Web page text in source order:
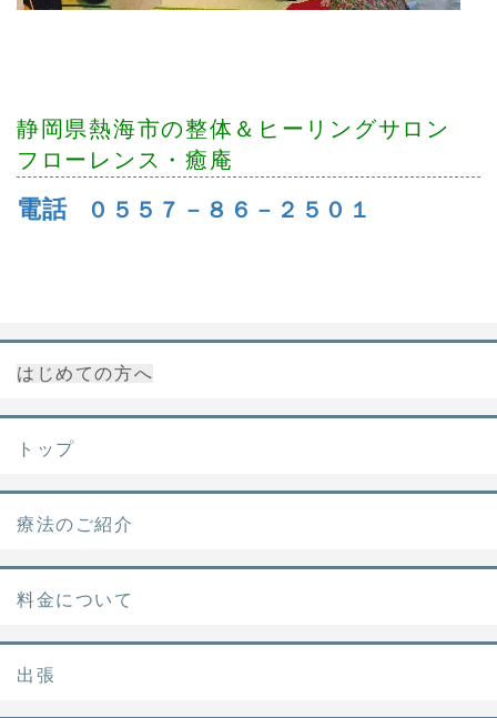
静岡県熱海市の整体＆ヒーリングサロン
フローレンス・癒庵
電話 ０５５７－８６－２５０１
はじめての方へ
トップ
療法のご紹介
料金について
出張